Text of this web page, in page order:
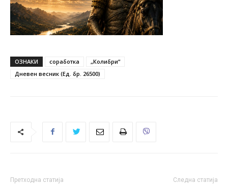
ОЗНАКИ соработка
„Колибри“
Дневен весник (Ед. бр. 26500)
Претходна статија Следна статија